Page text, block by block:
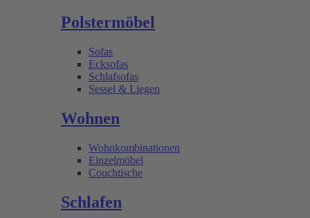
Polstermöbel
Sofas
Ecksofas
Schlafsofas
Sessel & Liegen
Wohnen
Wohnkombinationen
Einzelmöbel
Couchtische
Schlafen